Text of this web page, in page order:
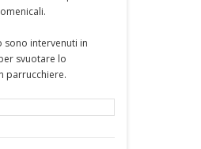
sono intervenuti in
svuotare lo
parrucchiere.